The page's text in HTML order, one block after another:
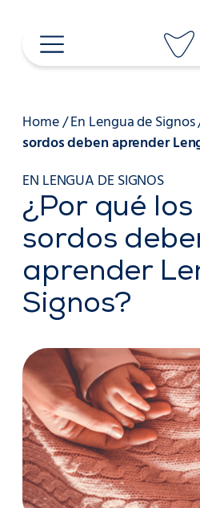
contenido
Home/En Lengua de Signos
sordos deben aprender
EN LENGUA DE SIGNOS
¿Por qué los
sordos
aprender
Signos?